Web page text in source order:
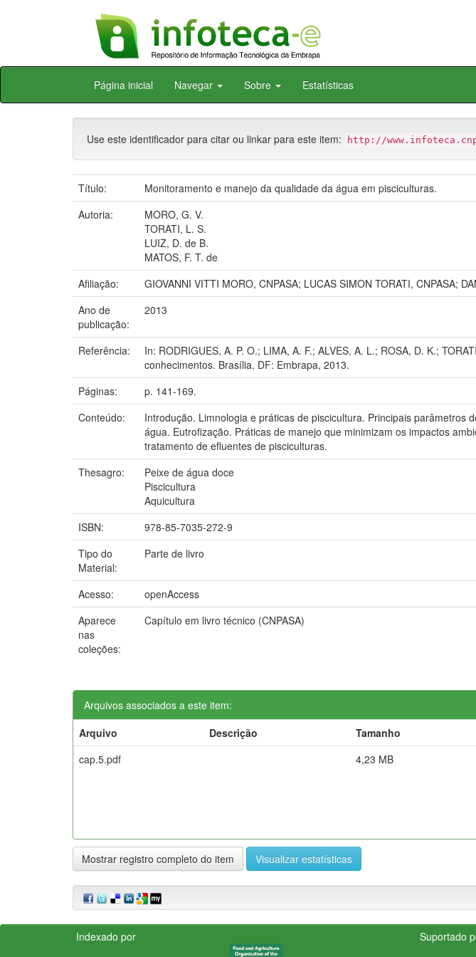
Skip
Página inicial Navegar Sobre Estatísticas
Use este identificador para citar ou linkar para este item: http://
Título:
Monitoramento e manejo da qualidade da água em pisciculturas.
Autoria:
MORO, G. V.
TORATI, L. S.
LUIZ, D. de B.
MATOS, F. T. de
Afiliação:
GIOVANNI VITTI MORO, CNPASA; LUCAS SIMON TORATI, CNPASA;
Ano de
publicação:
2013
Referência:
In: RODRIGUES, A. P. O.; LIMA, A. F.; ALVES, A. L.; ROSA, D. K.;
conhecimentos. Brasília, DF: Embrapa, 2013.
Páginas:
p. 141-169.
Conteúdo:
Introdução. Limnologia e práticas de piscicultura. Principais
água. Eutrofização. Práticas de manejo que minimizam os impactos
tratamento de efluentes de pisciculturas.
Thesagro:
Peixe de água doce
Piscicultura
Aquicultura
ISBN:
978-85-7035-272-9
Tipo do
Material:
Parte de livro
Acesso:
openAccess
Aparece
nas
coleções:
Capítulo em livro técnico (CNPASA)
Arquivos associados a este item:
Arquivo
Descrição Tamanho
cap.5.pdf
4,23 MB
Mostrar registro completo do item Visualizar estatísticas
Indexado por Suportado